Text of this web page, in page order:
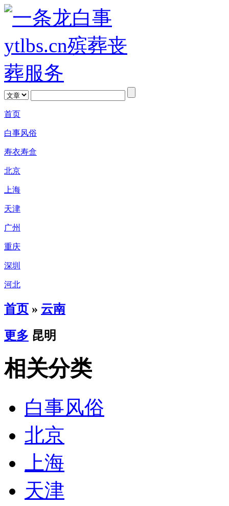
首页
白事风俗
寿衣寿盒
北京
上海
天津
广州
重庆
深圳
河北
首页 » 云南
更多 昆明
相关分类
白事风俗
北京
上海
天津